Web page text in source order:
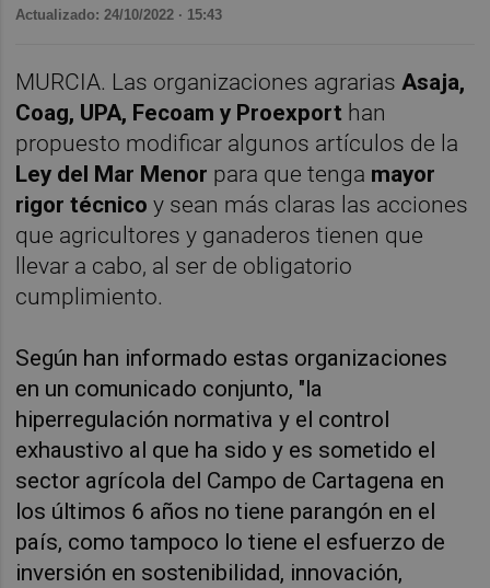
Actualizado: 24/10/2022 · 15:43
MURCIA. Las organizaciones agrarias Asaja,
Coag, UPA, Fecoam y Proexport han
propuesto modificar algunos artículos de la
Ley del Mar Menor para que tenga mayor
rigor técnico y sean más claras las acciones
que agricultores y ganaderos tienen que
llevar a cabo, al ser de obligatorio
cumplimiento.
Según han informado estas organizaciones
en un comunicado conjunto, "la
hiperregulación normativa y el control
exhaustivo al que ha sido y es sometido el
sector agrícola del Campo de Cartagena en
los últimos 6 años no tiene parangón en el
país, como tampoco lo tiene el esfuerzo de
inversión en sostenibilidad, innovación,